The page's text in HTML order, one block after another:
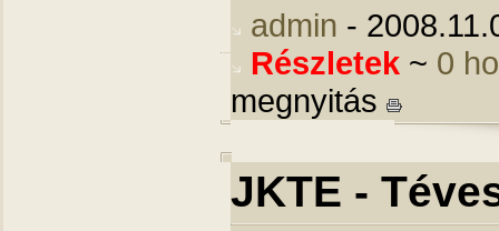
admin -
Részletek ~ 0
megnyitás
JKTE -